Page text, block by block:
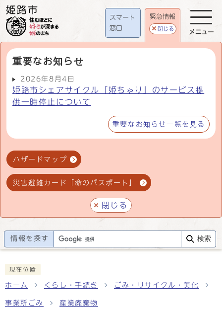
スマート
窓口
緊急情報
閉じる
重要なお知らせ
2026年8月4日
姫路市シェアサイクル「姫ちゃり」のサービス提
供一時停止について
重要なお知らせ一覧を見る
ハザードマップ
災害避難カード「命のパスポート」
閉じる
メニュー
情報を探す 検索
現在位置
ホーム くらし・手続き ごみ・リサイクル・美化
事業所ごみ 産業廃棄物